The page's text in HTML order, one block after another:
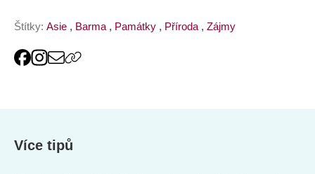
Štítky: Asie , Barma , Památky , Příroda , Zájmy
Více tipů